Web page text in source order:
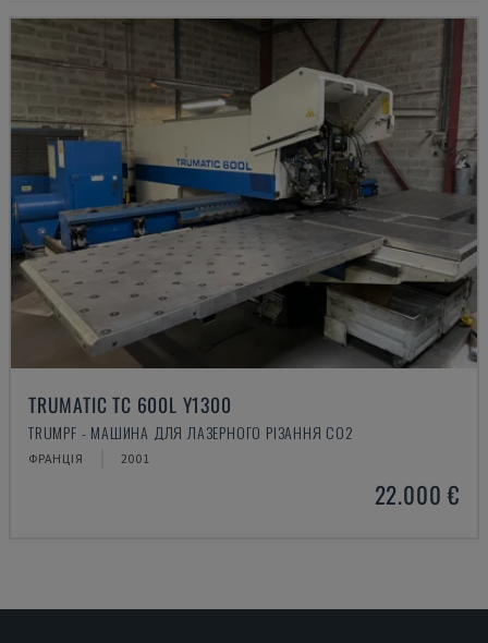
TRUMATIC TC 600L Y1300
TRUMPF - МАШИНА ДЛЯ ЛАЗЕРНОГО РІЗАННЯ CO2
ФРАНЦІЯ 2001
22.000 €